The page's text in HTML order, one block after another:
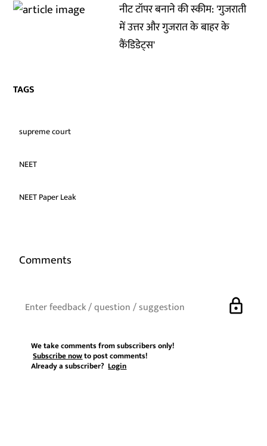
नीट टॉपर बनाने की स्कीम: 'गुजराती
में उत्तर और गुजरात के बाहर के
कैंडिडेट्स'
TAGS
supreme court
NEET
NEET Paper Leak
Comments
lock
We take comments from subscribers only!
Subscribe nowto post comments!
Already a subscriber?Login